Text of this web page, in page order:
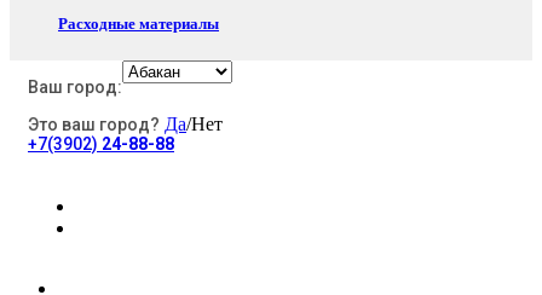
Расходные материалы
Электротовары
Ваш город:
Это ваш город? Да/Нет
+7(3902) 24-88-88